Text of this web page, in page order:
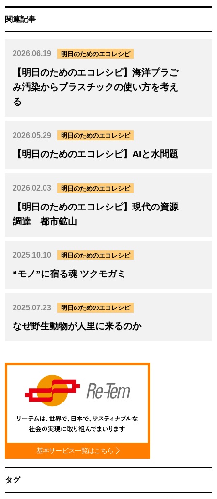
関連記事
2026.06.19 明日のためのエコレシピ
【明日のためのエコレシピ】海洋プラご
み汚染からプラスチックの使い方を考え
る
2026.05.29 明日のためのエコレシピ
【明日のためのエコレシピ】AIと水問題
2026.02.03 明日のためのエコレシピ
【明日のためのエコレシピ】現代の資源
調達 都市鉱山
2025.10.10 明日のためのエコレシピ
“モノ”に宿る魂 ツクモガミ
2025.07.23 明日のためのエコレシピ
なぜ野生動物が人里に来るのか
基本サービス一覧はこちら
タグ